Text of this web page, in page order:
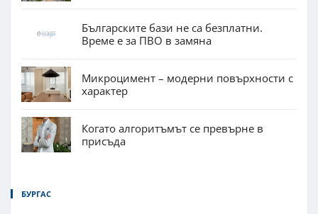
Българските бази не са безплатни.
Време е за ПВО в замяна
Микроцимент – модерни повърхности с
характер
Когато алгоритъмът се превърне в
присъда
БУРГАС